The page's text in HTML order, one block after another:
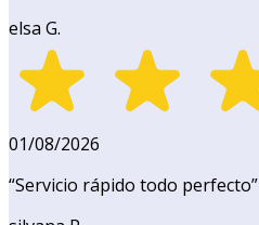
elsa G.
01/08/2026
“Servicio rápido todo perfecto”